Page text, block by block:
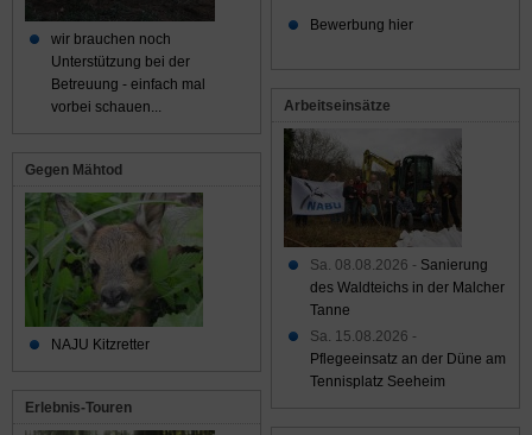
Bewerbung hier
Arbeitseinsätze
Sa. 08.08.2026 - Sanierung
des Waldteichs in der Malcher
Tanne
Sa. 15.08.2026 -
Pflegeeinsatz an der Düne am
Tennisplatz Seeheim
wir brauchen noch
Unterstützung bei der
Betreuung - einfach mal
vorbei schauen...
Gegen Mähtod
NAJU Kitzretter
Erlebnis-Touren